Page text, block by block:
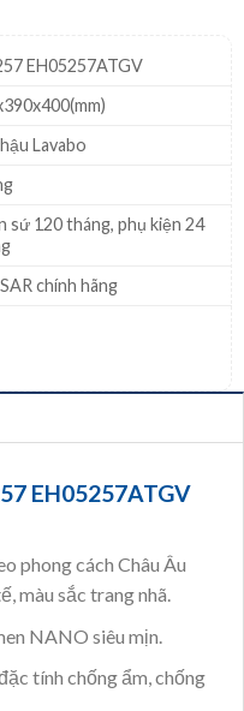
EH05257ATGV
Lavabo
sứ 120 tháng, phụ kiện 24
chính hãng
EH05257ATGV
phong cách Châu Âu
màu sắc trang nhã.
NANO siêu mịn.
tính chống ẩm, chống